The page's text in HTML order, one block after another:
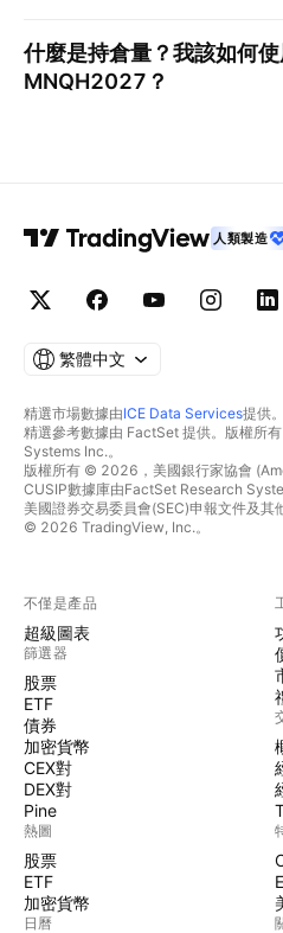
什麼是持倉量？我該如何
MNQH2027 ？
人類製造
繁體中文
精選市場數據由ICE Data Services提供。
精選參考數據由 FactSet 提供。版權所
Systems Inc.。
版權所有 © 2026，美國銀行家協會
CUSIP數據庫由FactSet Research
美國證券交易委員會(SEC)申報文件及其
© 2026 TradingView, Inc.。
不僅是產品
超級圖表
篩選器
股票
ETF
債券
加密貨幣
CEX對
DEX對
Pine
熱圖
股票
ETF
加密貨幣
日曆